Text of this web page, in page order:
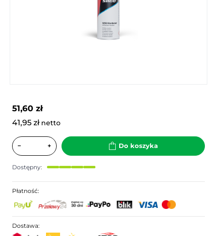
51,60 zł
41,95 zł netto
− + Do koszyka
Dostępny:
Płatność:
Dostawa: